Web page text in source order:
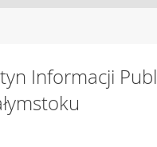
Informacji